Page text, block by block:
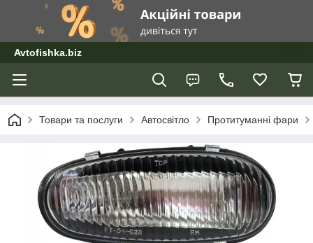
Avtofishka.biz
Товари та послуги Автосвітло Протитуманні фари